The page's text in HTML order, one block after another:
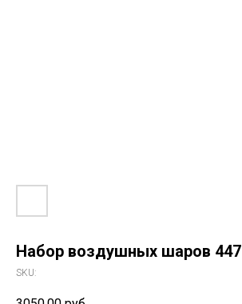
Набор воздушных шаров 447
SKU: